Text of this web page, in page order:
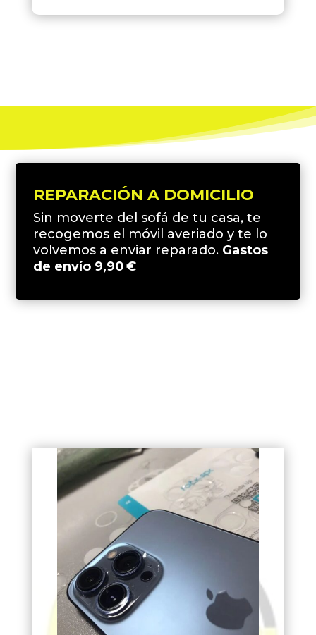
REPARACIÓN A DOMICILIO
Sin moverte del sofá de tu casa, te
recogemos el móvil averiado y te lo
volvemos a enviar reparado. Gastos
de envío 9,90 €